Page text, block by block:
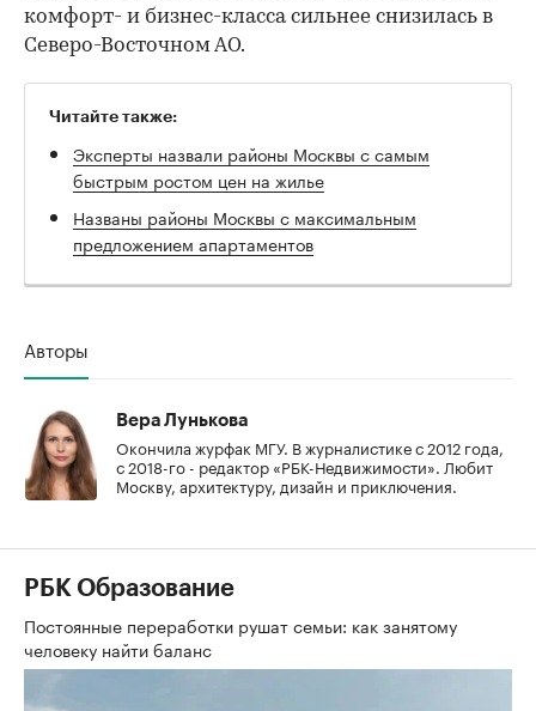
комфорт- и бизнес-класса сильнее снизилась в
Северо-Восточном АО.
Читайте также:
Эксперты назвали районы Москвы с самым
быстрым ростом цен на жилье
Названы районы Москвы с максимальным
предложением апартаментов
Авторы
Вера Лунькова
Окончила журфак МГУ. В журналистике с 2012 года,
с 2018-го - редактор «РБК-Недвижимости». Любит
Москву, архитектуру, дизайн и приключения.
РБК Образование
Постоянные переработки рушат семьи: как занятому
человеку найти баланс